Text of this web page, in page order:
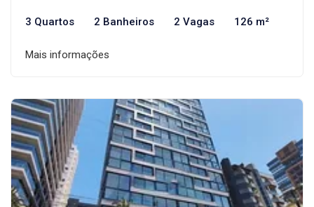
3 Quartos 2 Banheiros 2 Vagas 126 m²
Mais informações